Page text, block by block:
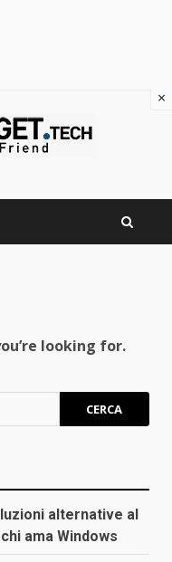
looking for.
alternative al
ama Windows
×